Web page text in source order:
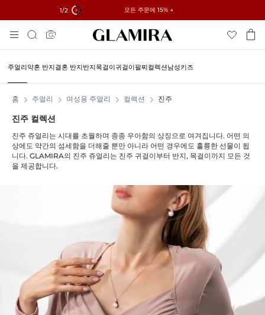
1/2 모든 주문에 15% →
✓60일 이내 반품 가능 ✓무료 사이즈 조정
To
Content
검
주얼리약혼 반지결혼 반지반지목걸이귀걸이팔찌컬렉션남성키즈
홈 주얼리 여성용 주얼리 컬렉션 진주
진주 컬렉션
진주 쥬얼리는 시대를 초월하며 종종 우아함의 상징으로 여겨집니다. 어떤 의
상에도 약간의 섬세함을 더해줄 뿐만 아니라 어떤 경우에도 훌륭한 선물이 됩
니다. GLAMIRA의 진주 쥬얼리는 진주 귀걸이부터 반지, 목걸이까지 모든 것
을 제공합니다.